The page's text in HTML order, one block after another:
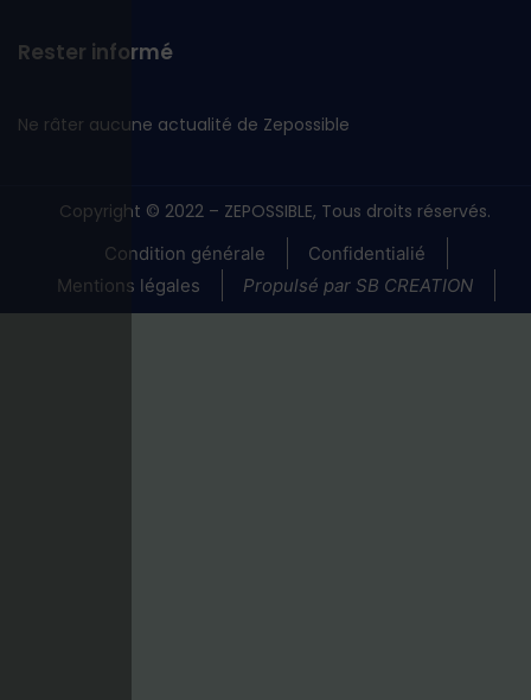
Rester informé
Ne râter aucune actualité de Zepossible
Copyright © 2022 – ZEPOSSIBLE, Tous droits réservés.
Condition générale
Confidentialié
Mentions légales
Propulsé par SB CREATION